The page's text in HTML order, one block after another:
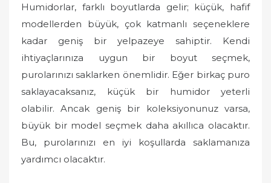
Humidorlar, farklı boyutlarda gelir; küçük, hafif
modellerden büyük, çok katmanlı seçeneklere
kadar geniş bir yelpazeye sahiptir. Kendi
ihtiyaçlarınıza uygun bir boyut seçmek,
purolarınızı saklarken önemlidir. Eğer birkaç puro
saklayacaksanız, küçük bir humidor yeterli
olabilir. Ancak geniş bir koleksiyonunuz varsa,
büyük bir model seçmek daha akıllıca olacaktır.
Bu, purolarınızı en iyi koşullarda saklamanıza
yardımcı olacaktır.